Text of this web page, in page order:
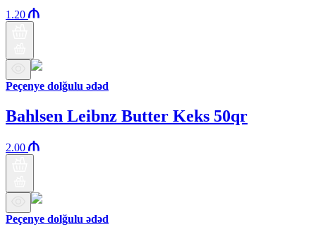
1.20
Peçenye dolğulu ədəd
Bahlsen Leibnz Butter Keks 50qr
2.00
Peçenye dolğulu ədəd